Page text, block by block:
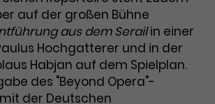
auf der großen Bühne
aus dem Serailin einer
Hochgatterer und in der
Habjan auf dem Spielplan.
des "Beyond Opera"-
der Deutschen